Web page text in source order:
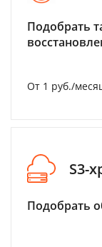
Подобрать
От 1 руб./
S3-
Подобрать